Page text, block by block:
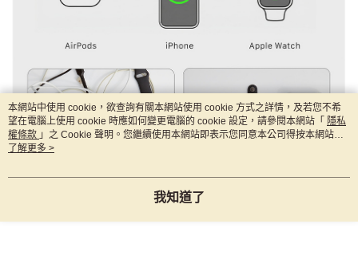
本網站中使用 cookie，欲查詢有關本網站使用 cookie 方式之詳情，及若您不希
望在電腦上使用 cookie 時應如何變更電腦的 cookie 設定，請參閱本網站「 隱私
權條款 」之 Cookie 聲明。您繼續使用本網站即表示您同意本公司得按本網站使
用條款之 Cookie 聲明使用 cookie。
了解更多 >
我知道了